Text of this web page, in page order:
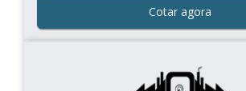
Cotar agora